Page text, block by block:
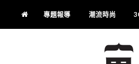
專題報導 潮流時尚
JBL Live 全新智慧降噪耳機系列 藍牙 6.0 智慧觸